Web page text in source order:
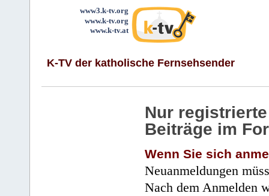
www3.k-tv.org
www.k-tv.org
www.k-tv.at
K-TV der katholische Fernsehsender
Nur
Beiträge im
Wenn Sie sich
Neuanmeldungen
Nach dem Anmelden